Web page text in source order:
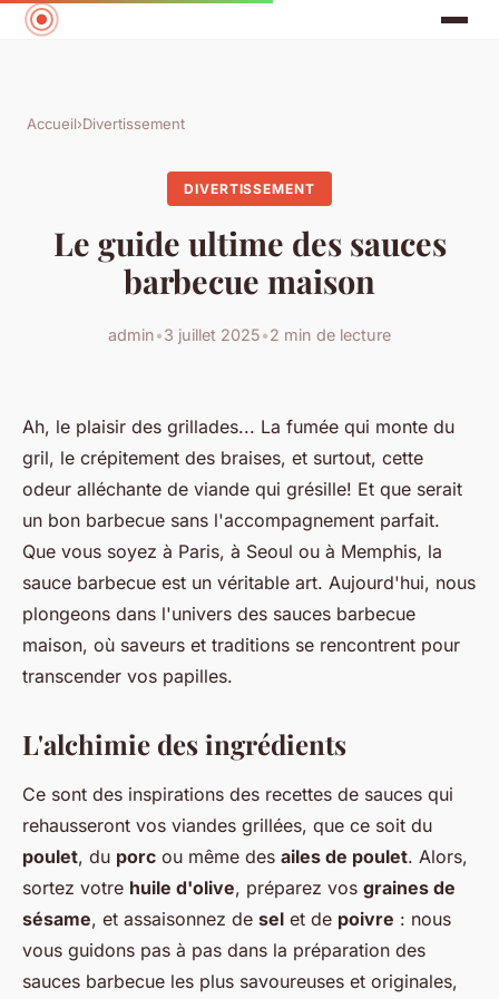
Accueil›Divertissement
DIVERTISSEMENT
Le guide ultime des sauces
barbecue maison
admin•3 juillet 2025•2 min de lecture
Ah, le plaisir des grillades... La fumée qui monte du
gril, le crépitement des braises, et surtout, cette
odeur alléchante de viande qui grésille! Et que serait
un bon barbecue sans l'accompagnement parfait.
Que vous soyez à Paris, à Seoul ou à Memphis, la
sauce barbecue est un véritable art. Aujourd'hui, nous
plongeons dans l'univers des sauces barbecue
maison, où saveurs et traditions se rencontrent pour
transcender vos papilles.
L'alchimie des ingrédients
Ce sont des inspirations des recettes de sauces qui
rehausseront vos viandes grillées, que ce soit du
poulet, du porc ou même des ailes de poulet. Alors,
sortez votre huile d'olive, préparez vos graines de
sésame, et assaisonnez de sel et de poivre : nous
vous guidons pas à pas dans la préparation des
sauces barbecue les plus savoureuses et originales,